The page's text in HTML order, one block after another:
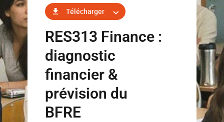
Télécharger
RES313 Finance :
diagnostic
financier &
prévision du
BFRE